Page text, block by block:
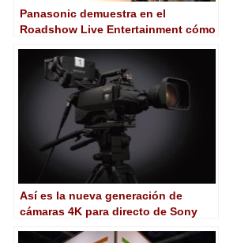
Panasonic demuestra en el
Roadshow Live Entertainment cómo
de eventos en directo
Así es la nueva generación de
cámaras 4K para directo de Sony